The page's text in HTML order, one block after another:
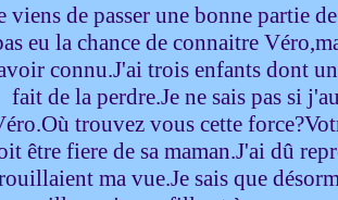
viens de passer une bonne partie
eu la chance de connaitre
connu.J'ai trois enfants dont
fait de la perdre.Je ne sais pas si
trouvez vous cette
être fiere de sa maman.J'ai dû
ma vue.Je sais que